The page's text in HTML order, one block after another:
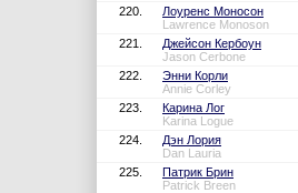
220.
Лоуренс Моносон
Lawrence Monoson
221.
Джейсон Кербоун
Jason Cerbone
222.
Энни Корли
Annie Corley
223.
Карина Лог
Karina Logue
224.
Дэн Лория
Dan Lauria
225.
Патрик Брин
Patrick Breen